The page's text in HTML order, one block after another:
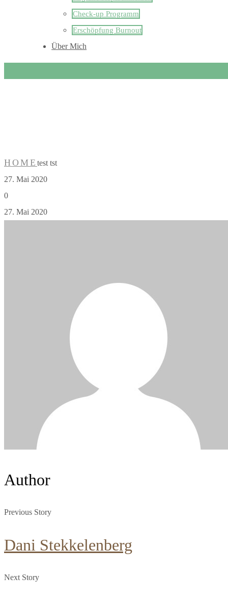
Check-up Programm
Erschöpfung Burnout
Über Mich
HOME test tst
27. Mai 2020
0
27. Mai 2020
Author
Previous Story
Dani Stekkelenberg
Next Story